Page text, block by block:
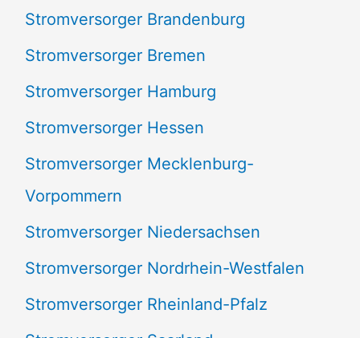
Stromversorger Brandenburg
Stromversorger Bremen
Stromversorger Hamburg
Stromversorger Hessen
Stromversorger Mecklenburg-
Vorpommern
Stromversorger Niedersachsen
Stromversorger Nordrhein-Westfalen
Stromversorger Rheinland-Pfalz